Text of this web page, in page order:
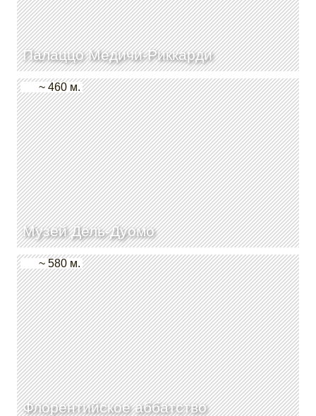
Палаццо Медичи-Риккарди
Музей Дель-Дуомо
~ 460 м.
Флорентийское аббатство
~ 580 м.